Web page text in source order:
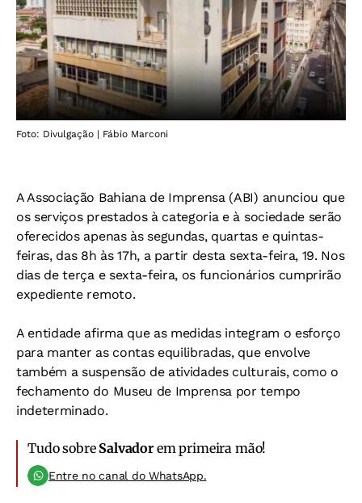
Foto: Divulgação | Fábio Marconi
A Associação Bahiana de Imprensa (ABI) anunciou que
os serviços prestados à categoria e à sociedade serão
oferecidos apenas às segundas, quartas e quintas-
feiras, das 8h às 17h, a partir desta sexta-feira, 19. Nos
dias de terça e sexta-feira, os funcionários cumprirão
expediente remoto.
A entidade afirma que as medidas integram o esforço
para manter as contas equilibradas, que envolve
também a suspensão de atividades culturais, como o
fechamento do Museu de Imprensa por tempo
indeterminado.
Tudo sobre Salvadorem primeira mão!
Entre no canal do WhatsApp.